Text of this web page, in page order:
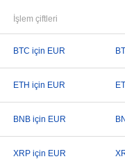
İşlem çiftleri
BTC için EUR
ETH için EUR
BNB için EUR
XRP için EUR